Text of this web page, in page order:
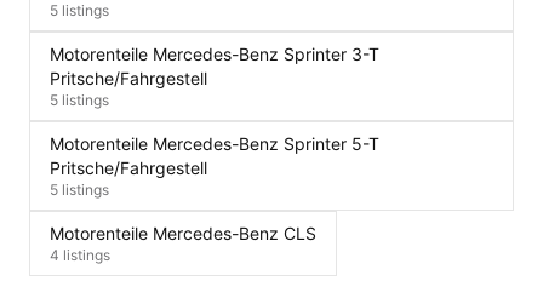
5 listings
Motorenteile Mercedes-Benz Sprinter 3-T
Pritsche/Fahrgestell
5 listings
Motorenteile Mercedes-Benz Sprinter 5-T
Pritsche/Fahrgestell
5 listings
Motorenteile Mercedes-Benz CLS
4 listings